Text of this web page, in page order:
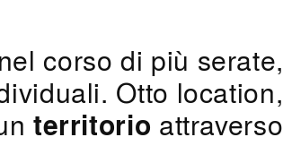
corso di più
Otto
territorio